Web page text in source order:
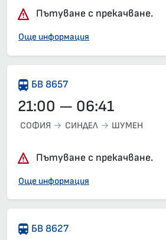
Пътуване с прекачване.
Още информация
БВ 8657
21:00 — 06:41
СОФИЯ СИНДЕЛ ШУМЕН
Пътуване с прекачване.
Още информация
БВ 8627